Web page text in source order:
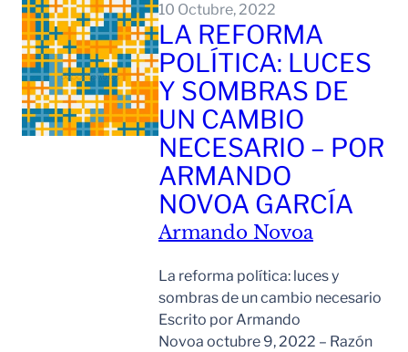
10 Octubre, 2022
LA REFORMA
POLÍTICA: LUCES
Y SOMBRAS DE
UN CAMBIO
NECESARIO – POR
ARMANDO
NOVOA GARCÍA
Armando Novoa
La reforma política: luces y
sombras de un cambio necesario
Escrito por Armando
Novoa octubre 9, 2022 – Razón